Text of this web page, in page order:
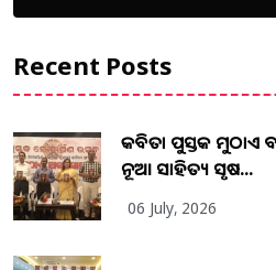
Recent Posts
କବିତା ପୁସ୍ତକ ମୁଠାଏ
ନୂଆ ସାହିତ୍ୟ ସୃଷ...
06 July, 2026